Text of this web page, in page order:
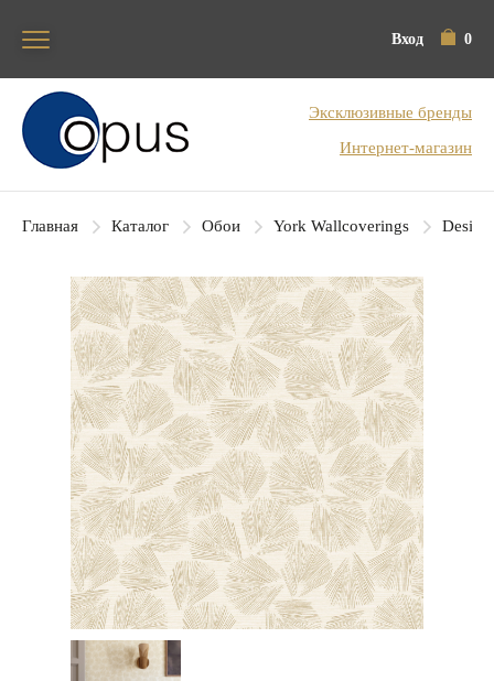
Вход 0
Блок поиска
Эксклюзивные бренды
Интернет-магазин
Главная Каталог Обои York Wallcoverings